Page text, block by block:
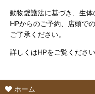
動物愛護法に基づき、生体
HPからのご予約、店頭で
ご了承ください。
詳しくはHPをご覧ください
ホーム